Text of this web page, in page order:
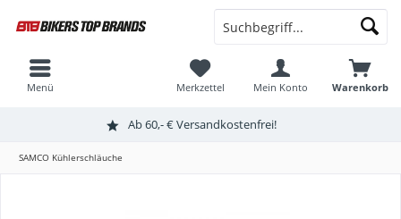
Ab 60,- € Versandkostenfrei!
Warenkorb
Merkzettel Mein Konto
Menü
SAMCO Kühlerschläuche